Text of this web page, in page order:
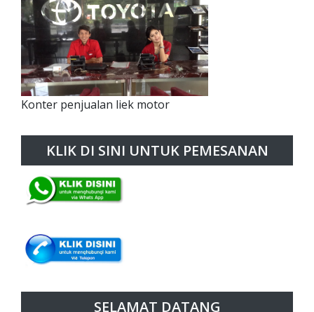
Konter penjualan liek motor
KLIK DI SINI UNTUK PEMESANAN
SELAMAT DATANG